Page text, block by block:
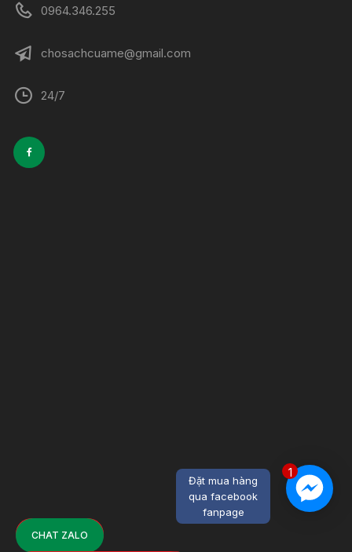
1
Đặt mua hàng
qua facebook
fanpage
0964.346.255
chosachcuame@gmail.com
24/7
CHAT ZALO